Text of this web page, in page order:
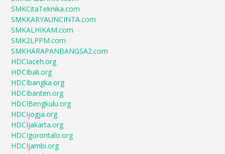
SMKCitaTeknika.com
SMKKARYAUNCINTA.com
SMKALHIKAM.com
SMK2LPPM.com
SMKHARAPANBANGSA2.com
HDCIaceh.org
HDCIbali.org
HDCIbangka.org
HDCIbanten.org
HDCIBengkulu.org
HDCIjogja.org
HDCIjakarta.org
HDCIgorontalo.org
HDCIjambi.org